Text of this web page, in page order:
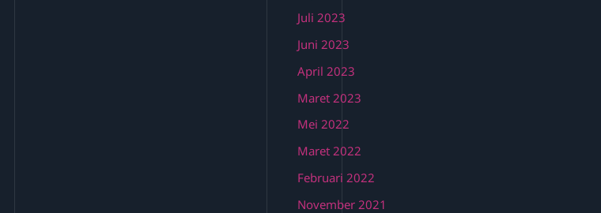
Juli 2023
Juni 2023
April 2023
Maret 2023
Mei 2022
Maret 2022
Februari 2022
November 2021